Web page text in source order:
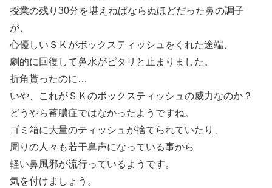
授業の残り30分を堪えねばならぬほどだった鼻の調子
が、
心優しいＳＫがボックスティッシュをくれた途端、
劇的に回復して鼻水がピタリと止まりました。
折角貰ったのに…
いや、これがＳＫのボックスティッシュの威力なのか？
どうやら蓄膿症ではなかったようですね。
ゴミ箱に大量のティッシュが捨てられていたり、
周りの人々も若干鼻声になっている事から
軽い鼻風邪が流行っているようです。
気を付けましょう。